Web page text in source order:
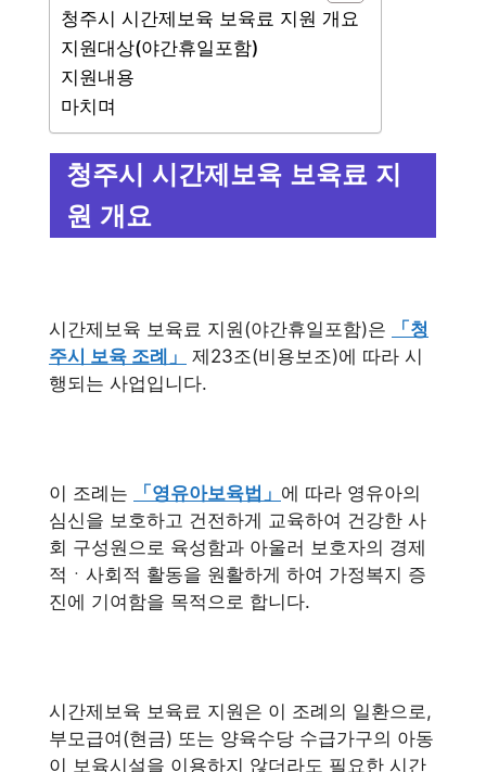
청주시 시간제보육 보육료 지원 개요
지원대상(야간휴일포함)
지원내용
마치며
청주시 시간제보육 보육료 지
원 개요
시간제보육 보육료 지원(야간휴일포함)은
「청
주시 보육 조례」
제23조(비용보조)에 따라 시
행되는 사업입니다.
이 조례는 「영유아보육법」 에 따라 영유아의
심신을 보호하고 건전하게 교육하여 건강한 사
회 구성원으로 육성함과 아울러 보호자의 경제
적ㆍ사회적 활동을 원활하게 하여 가정복지 증
진에 기여함을 목적으로 합니다.
시간제보육 보육료 지원은 이 조례의 일환으로,
부모급여(현금) 또는 양육수당 수급가구의 아동
이 보육시설을 이용하지 않더라도 필요한 시간